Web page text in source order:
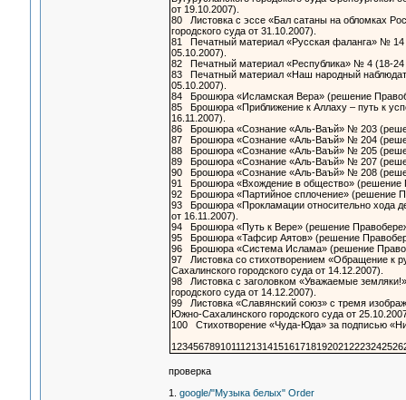
от 19.10.2007).
80 Листовка с эссе «Бал сатаны на обломках
городского суда от 31.10.2007).
81 Печатный материал «Русская фаланга» № 14
05.10.2007).
82 Печатный материал «Республика» № 4 (18-24
83 Печатный материал «Наш народный
05.10.2007).
84 Брошюра «Исламская Вера» (решение
85 Брошюра «Приближение к Аллаху – путь к
16.11.2007).
86 Брошюра «Сознание «Аль-Ваъй» № 203
87 Брошюра «Сознание «Аль-Ваъй» № 204
88 Брошюра «Сознание «Аль-Ваъй» № 205
89 Брошюра «Сознание «Аль-Ваъй» № 207
90 Брошюра «Сознание «Аль-Ваъй» № 208
91 Брошюра «Вхождение в общество» (решение
92 Брошюра «Партийное сплочение» (решение
93 Брошюра «Прокламации относительно хода
от 16.11.2007).
94 Брошюра «Путь к Вере» (решение
95 Брошюра «Тафсир Аятов» (решение
96 Брошюра «Система Ислама» (решение
97 Листовка со стихотворением «Обращение к
Сахалинского городского суда от 14.12.2007).
98 Листовка с заголовком «Уважаемые
городского суда от 14.12.2007).
99 Листовка «Славянский союз» с тремя
Южно-Сахалинского городского суда от
100 Стихотворение «Чуда-Юда» за подписью
проверка
1. google/"Музыка белых" Order